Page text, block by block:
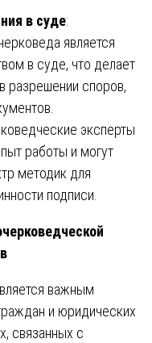
в суде:
является
в суде, что делает
разрешении споров,
эксперты
работы и могут
методик для
подписи.
важным
и юридических
связанных с